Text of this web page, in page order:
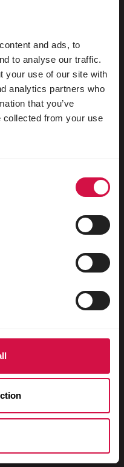
and ads, to
to analyse our traffic.
your use of our site with
analytics partners who
that you’ve
collected from your use